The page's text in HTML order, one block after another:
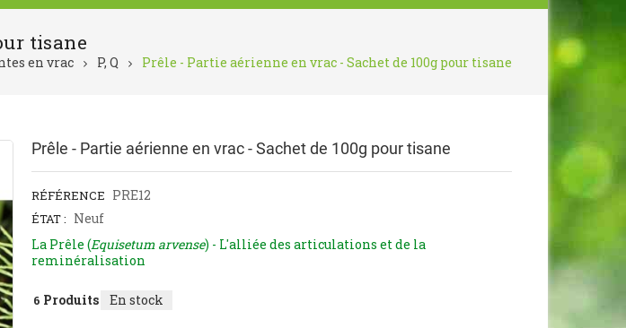
tisane
en vrac P, Q Prêle - Partie aérienne en vrac - Sachet de 100g pour tisane
Prêle - Partie aérienne en vrac - Sachet de 100g pour tisane
RÉFÉRENCE PRE12
ÉTAT : Neuf
La Prêle (Equisetum arvense) - L'alliée des articulations et de la
reminéralisation
6 Produits En stock